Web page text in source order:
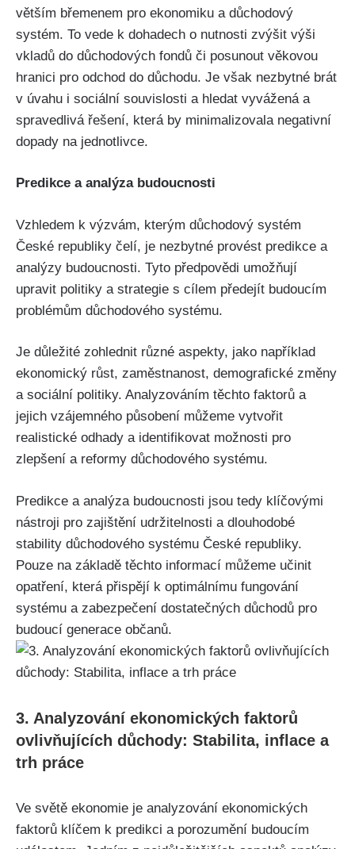
větším břemenem pro ekonomiku a důchodový
systém. To vede k dohadech o nutnosti zvýšit výši
vkladů do důchodových fondů či posunout věkovou
hranici pro odchod do důchodu. Je však nezbytné brát
v úvahu i sociální souvislosti a hledat vyvážená a
spravedlivá řešení, která by minimalizovala negativní
dopady na jednotlivce.
Predikce a analýza budoucnosti
Vzhledem k výzvám, kterým důchodový systém
České republiky čelí, je nezbytné provést predikce a
analýzy budoucnosti. Tyto předpovědi umožňují
upravit politiky a strategie s cílem předejít budoucím
problémům důchodového systému.
Je důležité zohlednit různé aspekty, jako například
ekonomický růst, zaměstnanost, demografické změny
a sociální politiky. Analyzováním těchto faktorů a
jejich vzájemného působení můžeme vytvořit
realistické odhady a identifikovat možnosti pro
zlepšení a reformy důchodového systému.
Predikce a analýza budoucnosti jsou tedy klíčovými
nástroji pro zajištění udržitelnosti a dlouhodobé
stability důchodového systému České republiky.
Pouze na základě těchto informací můžeme učinit
opatření, která přispějí k optimálnímu fungování
systému a zabezpečení dostatečných důchodů pro
budoucí generace občanů.
3. Analyzování ekonomických faktorů
ovlivňujících důchody: Stabilita, inflace a
trh práce
Ve světě ekonomie je analyzování ekonomických
faktorů klíčem k predikci a porozumění budoucím